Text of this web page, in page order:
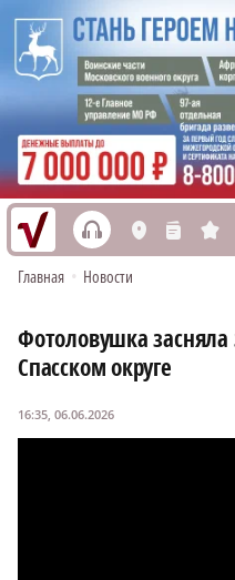
h L n s
Главная • Новости
Фотоловушка засняла
Спасском округе
16:35, 06.06.2026